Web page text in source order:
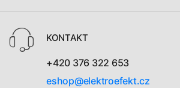
KONTAKT
+420 376 322 653
eshop@elektroefekt.cz